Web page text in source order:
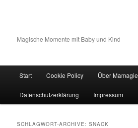
Magische Momente mit Baby und Kind
Zum Inhalt wechseln
Zum sekundären Inhalt wechseln
Start Cookie Policy Über Mamagie
Datenschutzerklärung Impressum
SCHLAGWORT-ARCHIVE:SNACK